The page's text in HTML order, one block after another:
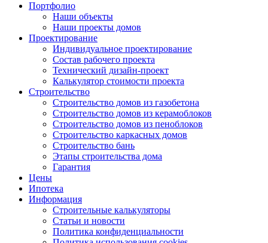
Портфолио
Наши объекты
Наши проекты домов
Проектирование
Индивидуальное проектирование
Состав рабочего проекта
Технический дизайн-проект
Калькулятор стоимости проекта
Строительство
Строительство домов из газобетона
Строительство домов из керамоблоков
Строительство домов из пеноблоков
Строительство каркасных домов
Строительство бань
Этапы строительства дома
Гарантия
Цены
Ипотека
Информация
Строительные калькуляторы
Статьи и новости
Политика конфиденциальности